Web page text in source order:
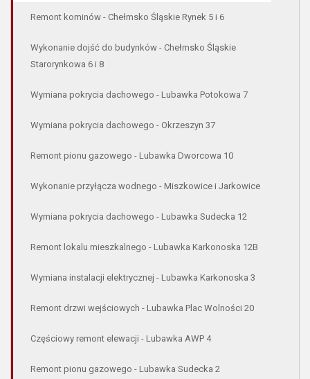
Remont kominów - Chełmsko Śląskie Rynek 5 i 6
Wykonanie dojść do budynków - Chełmsko Śląskie
Starorynkowa 6 i 8
Wymiana pokrycia dachowego - Lubawka Potokowa 7
Wymiana pokrycia dachowego - Okrzeszyn 37
Remont pionu gazowego - Lubawka Dworcowa 10
Wykonanie przyłącza wodnego - Miszkowice i Jarkowice
Wymiana pokrycia dachowego - Lubawka Sudecka 12
Remont lokalu mieszkalnego - Lubawka Karkonoska 12B
Wymiana instalacji elektrycznej - Lubawka Karkonoska 3
Remont drzwi wejściowych - Lubawka Plac Wolności 20
Częściowy remont elewacji - Lubawka AWP 4
Remont pionu gazowego - Lubawka Sudecka 2